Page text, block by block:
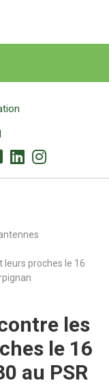
leurs proches le 16
les
le 16
au PSR